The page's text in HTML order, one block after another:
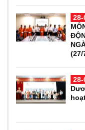
28-
(27/
28-